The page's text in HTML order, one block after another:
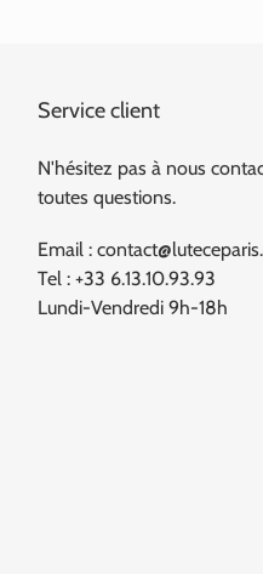
Service client
N'hésitez pas à nous
toutes questions.
Email :
Tel : +33 6.13.10.93.93
Lundi-Vendredi 9h-18h